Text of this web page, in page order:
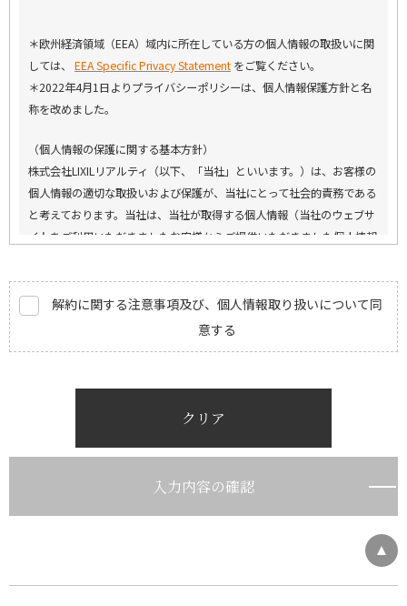
＊欧州経済領域（EEA）域内に所在している方の個人情報の取扱いに関
しては、 EEA Specific Privacy Statement をご覧ください。
＊2022年4月1日よりプライバシーポリシーは、個人情報保護方針と名
称を改めました。
（個人情報の保護に関する基本方針）
株式会社LIXILリアルティ（以下、「当社」といいます。）は、お客様の
個人情報の適切な取扱いおよび保護が、当社にとって社会的責務である
と考えております。当社は、当社が取得する個人情報（当社のウェブサ
イトをご利用いただきましたお客様からご提供いただきました個人情報
方針」といいます。）に基づき、適切に取り扱い、保護に努めます。
電子メールアドレス等により特定の個人を識別することができるもの。
②その情報のみでは特定の個人を識別できないが、他の情報と容易に照
③個人識別符号（個人情報の保護に関する法律（以下、「個人情報保護
(2) 個人データとは、個人情報データベース等（個人情報保護法第16条
解約に関する注意事項及び、個人情報取り扱いについて同
意する
クリア
入力内容の確認